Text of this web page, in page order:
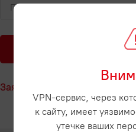
Заявка на регистрацию
VPN-сервис, через
к сайту, имеет
утечке ваших